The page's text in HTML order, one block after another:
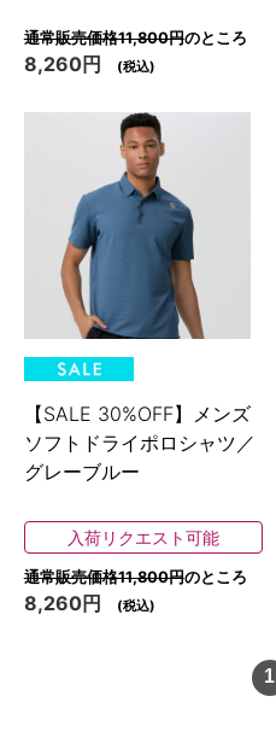
通常販売価格11,800円のところ
8,260円 (税込)
【SALE 30%OFF】メンズ
ソフトドライポロシャツ／
グレーブルー
入荷リクエスト可能
通常販売価格11,800円のところ
8,260円 (税込)
1